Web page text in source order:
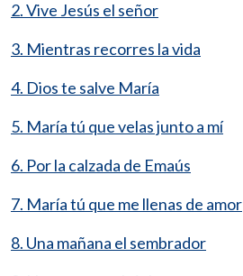
2. Vive Jesús el señor
3. Mientras recorres la vida
4. Dios te salve María
5. María tú que velas junto a mí
6. Por la calzada de Emaús
7. María tú que me llenas de amor
8. Una mañana el sembrador